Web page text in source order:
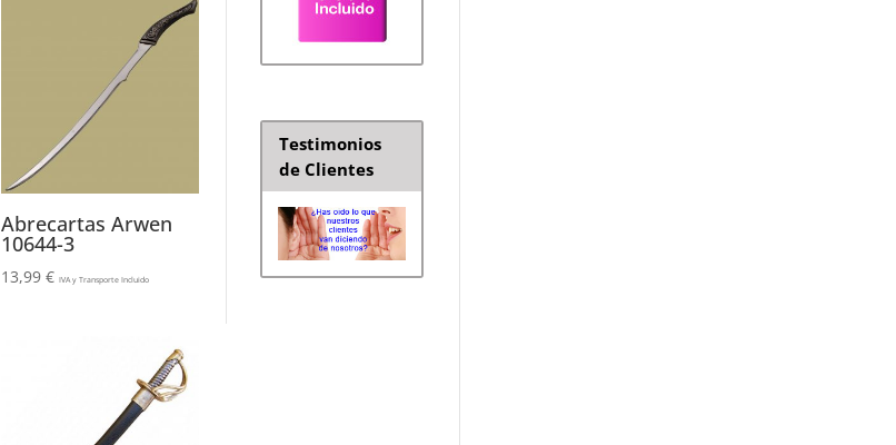
Abrecartas Arwen
10644-3
13,99 € IVA y Transporte Incluido
Testimonios
de Clientes